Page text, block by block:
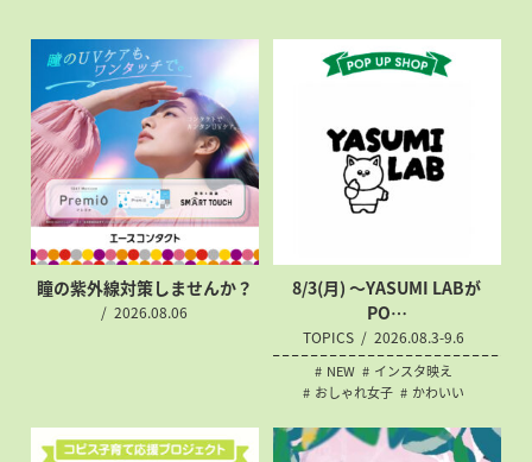
瞳の紫外線対策しませんか？
2026.08.06
8/3(月) 〜YASUMI LABが
PO…
TOPICS 2026.08.3-9.6
NEW
インスタ映え
おしゃれ女子
かわいい